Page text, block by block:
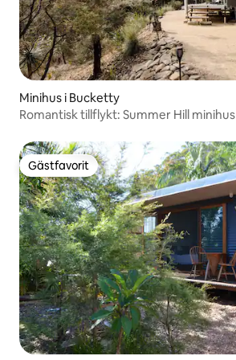
Minihus i Bucketty
Romantisk tillflykt: Summer Hill minihus
Gästfavorit
Gästfavorit